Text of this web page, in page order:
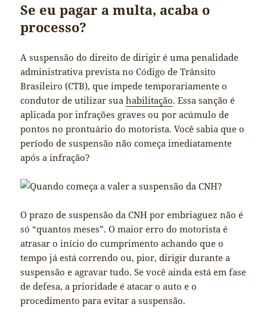
Se eu pagar a multa, acaba o
processo?
A suspensão do direito de dirigir é uma penalidade
administrativa prevista no Código de Trânsito
Brasileiro (CTB), que impede temporariamente o
condutor de utilizar suahabilitação. Essa sanção é
aplicada por infrações graves ou por acúmulo de
pontos no prontuário do motorista. Você sabia que o
período de suspensão não começa imediatamente
após a infração?
O prazo de suspensão da CNH por embriaguez não é
só “quantos meses”. O maior erro do motorista é
atrasar o início do cumprimento achando que o
tempo já está correndo ou, pior, dirigir durante a
suspensão e agravar tudo. Se você ainda está em fase
de defesa, a prioridade é atacar o auto e o
procedimento para evitar a suspensão.